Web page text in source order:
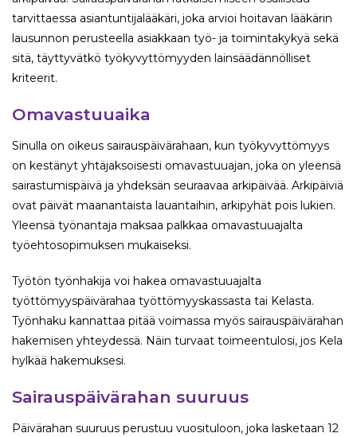
tarvittaessa asiantuntijalääkäri, joka arvioi hoitavan lääkärin
lausunnon perusteella asiakkaan työ- ja toimintakykyä sekä
sitä, täyttyvätkö työkyvyttömyyden lainsäädännölliset
kriteerit.
Omavastuuaika
Sinulla on oikeus sairauspäivärahaan, kun työkyvyttömyys
on kestänyt yhtäjaksoisesti omavastuuajan, joka on yleensä
sairastumispäivä ja yhdeksän seuraavaa arkipäivää. Arkipäiviä
ovat päivät maanantaista lauantaihin, arkipyhät pois lukien.
Yleensä työnantaja maksaa palkkaa omavastuuajalta
työehtosopimuksen mukaiseksi.
Työtön työnhakija voi hakea omavastuuajalta
työttömyyspäivärahaa työttömyyskassasta tai Kelasta.
Työnhaku kannattaa pitää voimassa myös sairauspäivärahan
hakemisen yhteydessä. Näin turvaat toimeentulosi, jos Kela
hylkää hakemuksesi.
Sairauspäivärahan suuruus
Päivärahan suuruus perustuu vuosituloon, joka lasketaan 12